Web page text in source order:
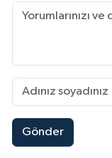
Gönder